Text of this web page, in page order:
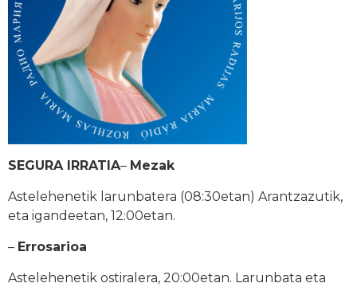
SEGURA IRRATIA– Mezak
Astelehenetik larunbatera (08:30etan) Arantzazutik,
eta igandeetan, 12:00etan.
– Errosarioa
Astelehenetik ostiralera, 20:00etan. Larunbata eta